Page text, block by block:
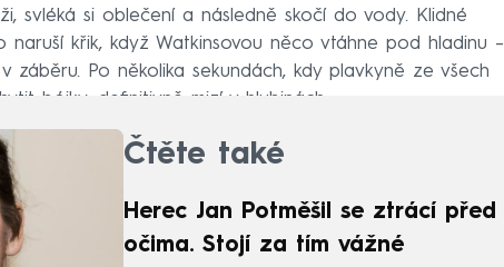
svléká si oblečení a následně skočí do vody. Klidné
naruší křik, když Watkinsovou něco vtáhne pod hladinu –
záběru. Po několika sekundách, kdy plavkyně ze všech
bójky, definitivně mizí v hlubinách.
Čtěte také
Herec Jan Potměšil se ztrácí před
očima. Stojí za tím vážné